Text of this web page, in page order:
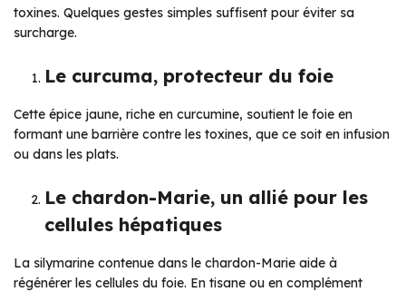
toxines. Quelques gestes simples suffisent pour éviter sa
surcharge.
Le curcuma, protecteur du foie
Cette épice jaune, riche en curcumine, soutient le foie en
formant une barrière contre les toxines, que ce soit en infusion
ou dans les plats.
Le chardon-Marie, un allié pour les
cellules hépatiques
La silymarine contenue dans le chardon-Marie aide à
régénérer les cellules du foie. En tisane ou en complément